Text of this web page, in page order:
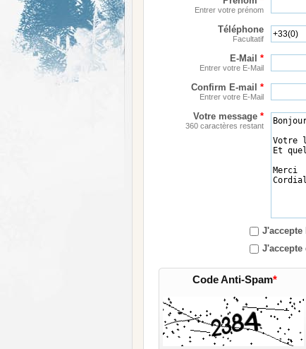
Entrer votre prénom
Téléphone
Facultatif
E-Mail *
Entrer votre E-Mail
Confirm E-mail *
Entrer votre E-Mail
Votre message *
360 caractères restant
J'accepte
Code Anti-Spam*